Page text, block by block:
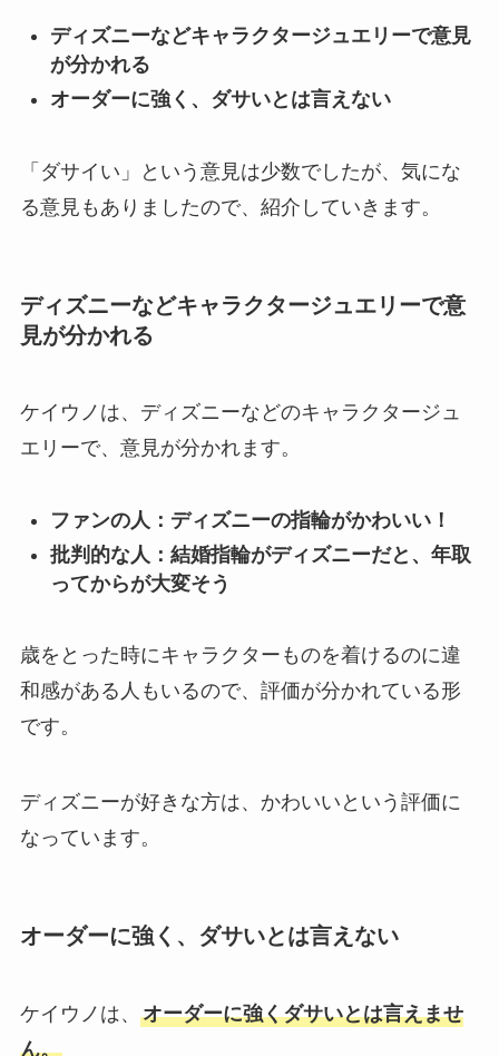
ディズニーなどキャラクタージュエリーで意見
が分かれる
オーダーに強く、ダサいとは言えない
「ダサイい」という意見は少数でしたが、気にな
る意見もありましたので、紹介していきます。
ディズニーなどキャラクタージュエリーで意
見が分かれる
ケイウノは、ディズニーなどのキャラクタージュ
エリーで、意見が分かれます。
ファンの人：ディズニーの指輪がかわいい！
批判的な人：結婚指輪がディズニーだと、年取
ってからが大変そう
歳をとった時にキャラクターものを着けるのに違
和感がある人もいるので、評価が分かれている形
です。
ディズニーが好きな方は、かわいいという評価に
なっています。
オーダーに強く、ダサいとは言えない
ケイウノは、 オーダーに強くダサいとは言えませ
ん。